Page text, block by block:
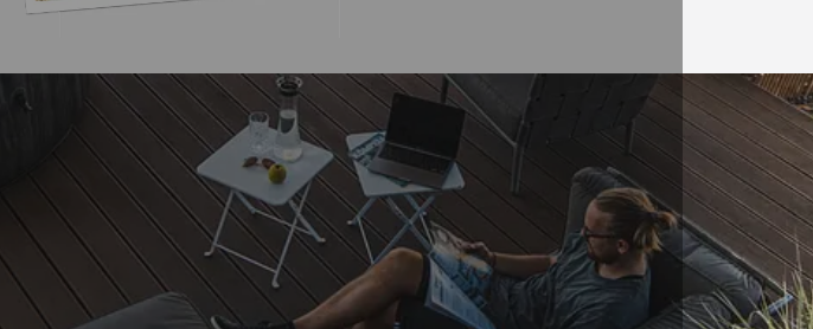
Trusted Shops
4,93/ 5
Sehr gut
„Schnelle Lieferung und gut
verpackt. Gerne wieder!“
11.05.2026